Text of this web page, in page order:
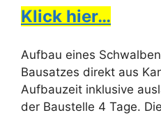
Klick hier…
Aufbau eines
Bausatzes direkt aus
Aufbauzeit inklusive
der Baustelle 4 Tage.